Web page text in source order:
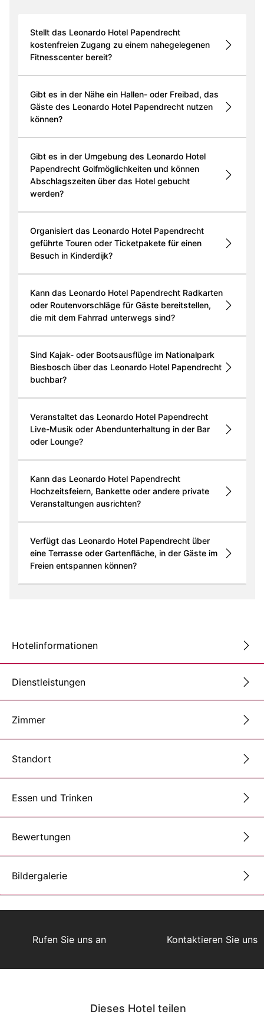
Stellt das Leonardo Hotel Papendrecht
kostenfreien Zugang zu einem nahegelegenen
Fitnesscenter bereit?
Gibt es in der Nähe ein Hallen- oder Freibad, das
Gäste des Leonardo Hotel Papendrecht nutzen
können?
Gibt es in der Umgebung des Leonardo Hotel
Papendrecht Golfmöglichkeiten und können
Abschlagszeiten über das Hotel gebucht
werden?
Organisiert das Leonardo Hotel Papendrecht
geführte Touren oder Ticketpakete für einen
Besuch in Kinderdijk?
Kann das Leonardo Hotel Papendrecht Radkarten
oder Routenvorschläge für Gäste bereitstellen,
die mit dem Fahrrad unterwegs sind?
Sind Kajak- oder Bootsausflüge im Nationalpark
Biesbosch über das Leonardo Hotel Papendrecht
buchbar?
Veranstaltet das Leonardo Hotel Papendrecht
Live-Musik oder Abendunterhaltung in der Bar
oder Lounge?
Kann das Leonardo Hotel Papendrecht
Hochzeitsfeiern, Bankette oder andere private
Veranstaltungen ausrichten?
Verfügt das Leonardo Hotel Papendrecht über
eine Terrasse oder Gartenfläche, in der Gäste im
Freien entspannen können?
Hotelinformationen
Dienstleistungen
Zimmer
Standort
Essen und Trinken
Bewertungen
Bildergalerie
Rufen Sie uns an Kontaktieren Sie uns
Dieses Hotel teilen